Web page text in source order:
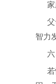
智力